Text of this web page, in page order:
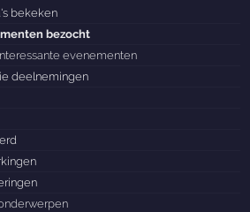
bekeken
bezocht
evenementen
deelnemingen